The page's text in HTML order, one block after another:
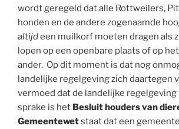
wordt geregeld dat alle Rottweilers,
honden en de andere zogenaamde
altijdeen muilkorf moeten dragen als
lopen op een openbare plaats of op
ander. Op dit moment is dat nog
landelijke regelgeving zich daartegen
vermoed dat de landelijke regelgeving
sprake is het Besluit houders van
Gemeentewetstaat dat een